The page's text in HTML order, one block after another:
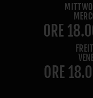
ORE
ORE